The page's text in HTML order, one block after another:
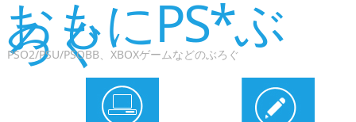
おもにPS*ぶ
ろぐ
PSO2/PSU/PSOBB、XBOXゲームなどのぶろぐ